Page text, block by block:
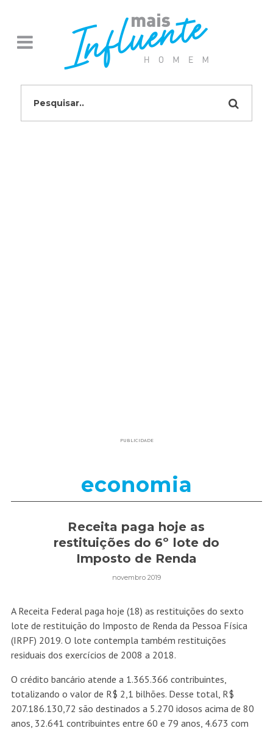
PUBLICIDADE
economia
Receita paga hoje as
restituições do 6º lote do
Imposto de Renda
novembro 2019
A Receita Federal paga hoje (18) as restituições do sexto
lote de restituição do Imposto de Renda da Pessoa Física
(IRPF) 2019. O lote contempla também restituições
residuais dos exercícios de 2008 a 2018.
O crédito bancário atende a 1.365.366 contribuintes,
totalizando o valor de R$ 2,1 bilhões. Desse total, R$
207.186.130,72 são destinados a 5.270 idosos acima de 80
anos, 32.641 contribuintes entre 60 e 79 anos, 4.673 com